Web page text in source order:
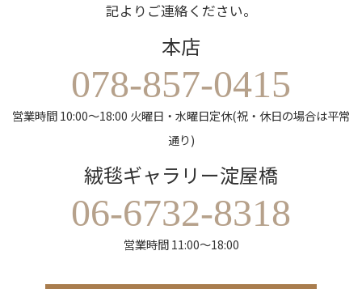
記よりご連絡ください。
本店
078-857-0415
営業時間 10:00～18:00 火曜日・水曜日定休(祝・休日の場合は平常
通り)
絨毯ギャラリー淀屋橋
06-6732-8318
営業時間 11:00～18:00